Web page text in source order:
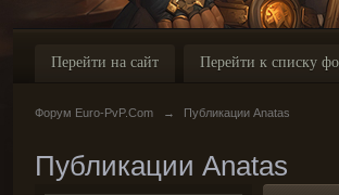
Перейти на сайт Перейти к списку
Форум Euro-PvP.Com → Публикации Anatas
Публикации Anatas